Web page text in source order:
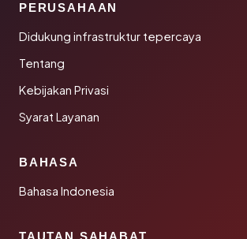
PERUSAHAAN
Didukung infrastruktur tepercaya
Tentang
Kebijakan Privasi
Syarat Layanan
BAHASA
Bahasa Indonesia
TAUTAN SAHABAT